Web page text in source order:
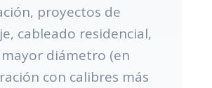
proyectos de
cableado residencial,
mayor diámetro (en
con calibres más